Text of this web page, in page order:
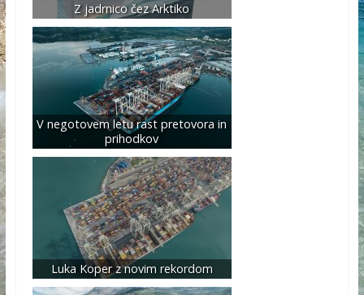
Z jadrnico čez Arktiko
V negotovem letu rast pretovora in
prihodkov
Luka Koper z novim rekordom